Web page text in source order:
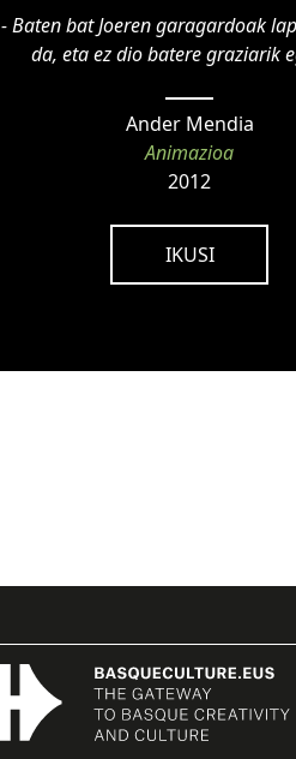
- Baten bat Joeren garagardoak
da, eta ez dio batere graziarik
Ander Mendia
Animazioa
2012
IKUSI